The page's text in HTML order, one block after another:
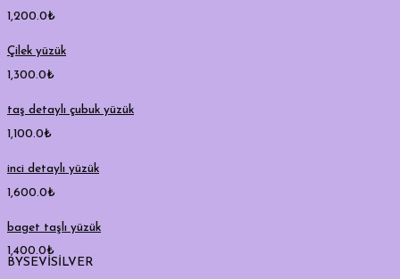
1,200.0₺
Çilek yüzük
1,300.0₺
taş detaylı çubuk yüzük
1,100.0₺
inci detaylı yüzük
1,600.0₺
baget taşlı yüzük
1,400.0₺
BYSEVİSİLVER